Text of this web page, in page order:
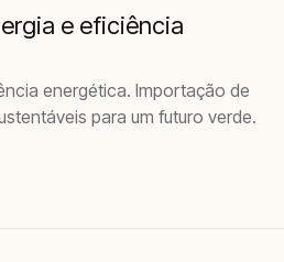
e eficiência
energética. Importação de
para um futuro verde.